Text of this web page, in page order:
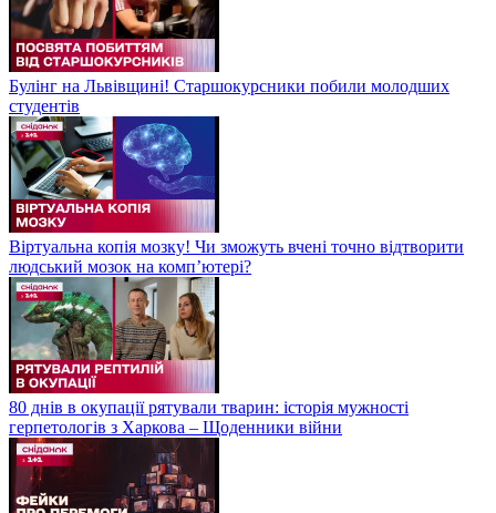
Булінг на Львівщині! Старшокурсники побили молодших
студентів
Віртуальна копія мозку! Чи зможуть вчені точно відтворити
людський мозок на компʼютері?
80 днів в окупації рятували тварин: історія мужності
герпетологів з Харкова – Щоденники війни